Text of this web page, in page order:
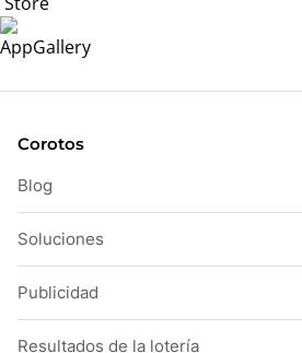
Corotos
Blog
Soluciones
Publicidad
Resultados de la lotería